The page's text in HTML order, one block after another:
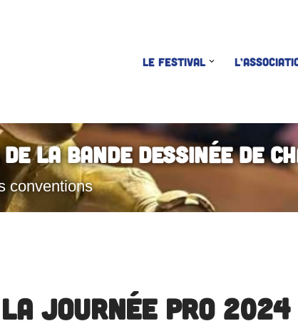
LE FESTIVAL
la Bande Dessinée de
conventions
journée pro 2024